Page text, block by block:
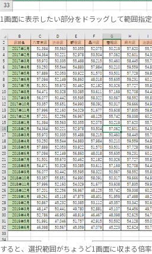
1画面に表示したい部分をドラッグして範囲指
すると、選択範囲がちょうど1画面に収まる倍